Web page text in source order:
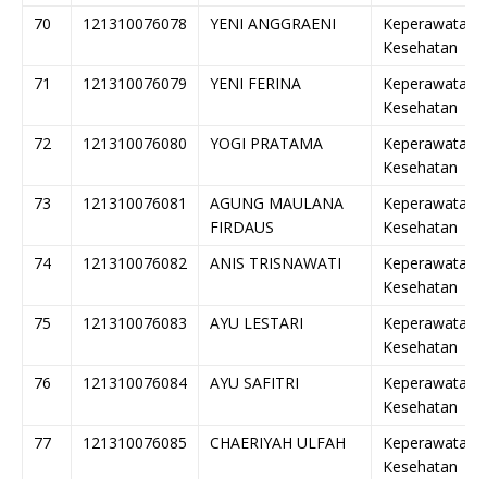
70
121310076078 YENI ANGGRAENI
Keperawatan
Kesehatan
71
121310076079 YENI FERINA
Keperawatan
Kesehatan
72
121310076080 YOGI PRATAMA
Keperawatan
Kesehatan
73
121310076081
AGUNG MAULANA
FIRDAUS
Keperawatan
Kesehatan
74
121310076082 ANIS TRISNAWATI
Keperawatan
Kesehatan
75
121310076083 AYU LESTARI
Keperawatan
Kesehatan
76
121310076084 AYU SAFITRI
Keperawatan
Kesehatan
77
121310076085 CHAERIYAH ULFAH
Keperawatan
Kesehatan